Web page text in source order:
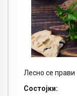
Лесно се прави
Состојки: